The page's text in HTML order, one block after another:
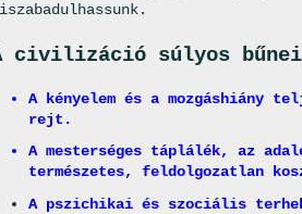
civilizáció súlyos bűnei
A kényelem és a mozgáshiány
rejt.
A mesterséges táplálék, az
természetes, feldolgozatlan
A pszichikai és szociális